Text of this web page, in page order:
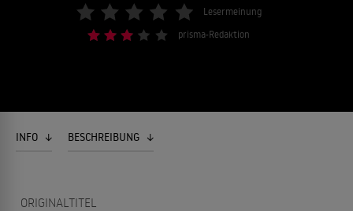
Lesermeinung
prisma-Redaktion
INFO BESCHREIBUNG
ORIGINALTITEL